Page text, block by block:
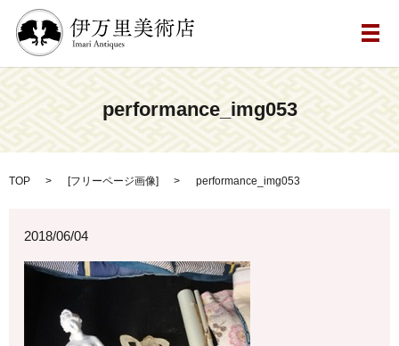
メ
performance_img053
TOP [フリーページ画像] performance_img053
2018/06/04